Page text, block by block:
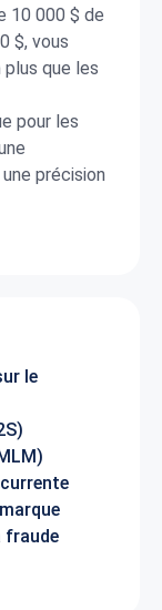
le
fraude
10 000 $ de
$, vous
que les
pour les
précision